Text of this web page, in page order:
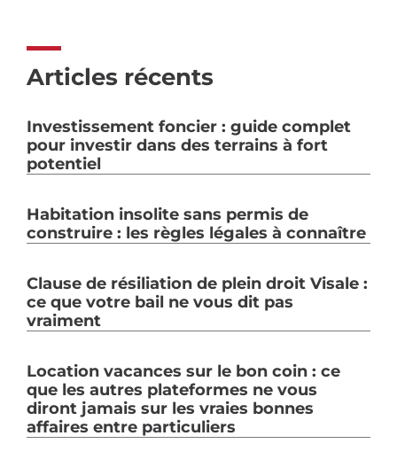
Articles récents
Investissement foncier : guide complet
pour investir dans des terrains à fort
potentiel
Habitation insolite sans permis de
construire : les règles légales à connaître
Clause de résiliation de plein droit Visale :
ce que votre bail ne vous dit pas
vraiment
Location vacances sur le bon coin : ce
que les autres plateformes ne vous
diront jamais sur les vraies bonnes
affaires entre particuliers